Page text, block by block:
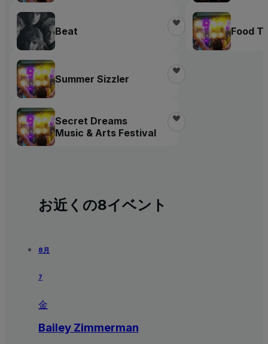
Beat
Summer Sizzler
Secret Dreams
Music & Arts Festival
Food
お近くの8イベント
8月
7
金
Bailey Zimmerman